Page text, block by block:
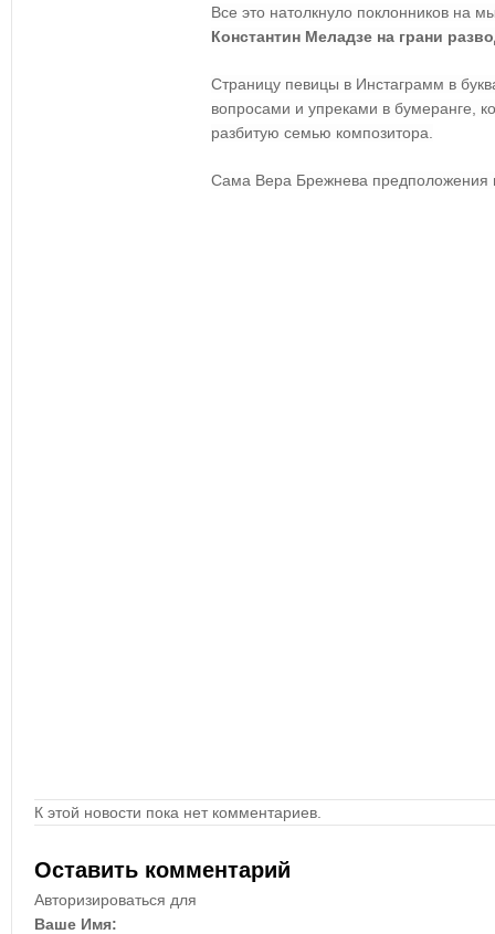
Все это натолкнуло поклонников на
Константин Меладзе на грани
Страницу певицы в Инстаграмм в
вопросами и упреками в бумеранге,
разбитую семью композитора.
Сама Вера Брежнева предположения
К этой новости пока нет комментариев.
Оставить комментарий
Авторизироваться для
Ваше Имя: